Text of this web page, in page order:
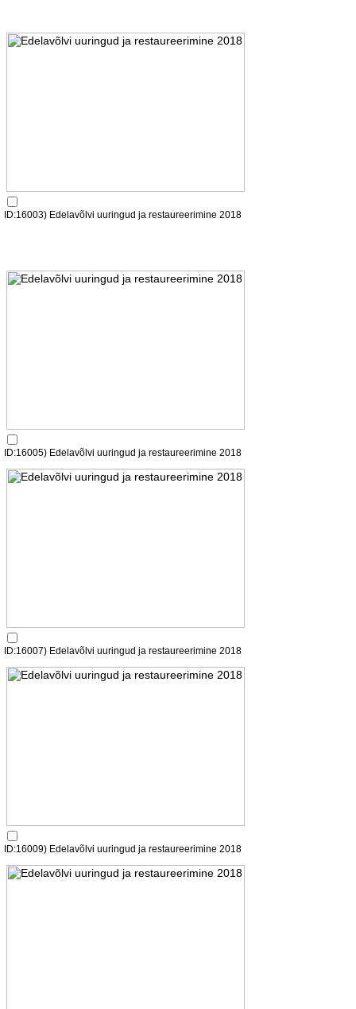
ID:16003) Edelavõlvi uuringud ja restaureerimine 2018
ID:16005) Edelavõlvi uuringud ja restaureerimine 2018
ID:16007) Edelavõlvi uuringud ja restaureerimine 2018
ID:16009) Edelavõlvi uuringud ja restaureerimine 2018